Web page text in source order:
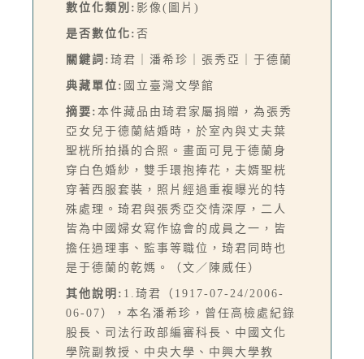
數位化類別: 影像(圖片)
是否數位化: 否
關鍵詞: 琦君｜潘希珍｜張秀亞｜于德蘭
典藏單位: 國立臺灣文學館
摘要: 本件藏品由琦君家屬捐贈，為張秀
亞女兒于德蘭結婚時，於室內與丈夫葉
聖桄所拍攝的合照。畫面可見于德蘭身
穿白色婚紗，雙手環抱捧花，夫婿聖桄
穿著西服套裝，照片經過重複曝光的特
殊處理。琦君與張秀亞交情深厚，二人
皆為中國婦女寫作協會的成員之一，皆
擔任過理事、監事等職位，琦君同時也
是于德蘭的乾媽。（文／陳威任）
其他說明: 1.琦君（1917-07-24/2006-
06-07），本名潘希珍，曾任高檢處紀錄
股長、司法行政部編審科長、中國文化
學院副教授、中央大學、中興大學教